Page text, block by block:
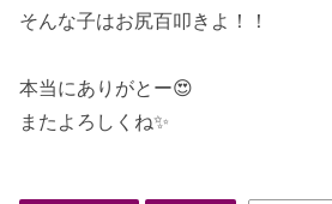
そんな子はお尻百叩きよ！！
本当にありがとー😍
またよろしくね✨